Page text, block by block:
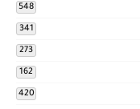
548
341
273
162
420